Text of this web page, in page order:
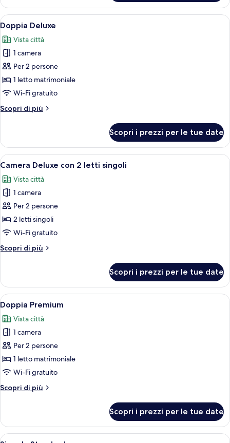
Superior
con
2
letti
singoli
Apri
tutte
le
foto
per
Doppia
Deluxe
Camera da letto con un letto,
11
Doppia Deluxe
Vista città
1 camera
Per 2 persone
1 letto matrimoniale
Wi-Fi gratuito
Scopri di più
Altri
Deluxe
Scopri i prezzi per le tue date
Apri
tutte
le
foto
per
Camera
Deluxe
2
Una camera d'albergo moderna
9
Camera Deluxe con 2 letti singoli
Vista città
1 camera
Per 2 persone
2 letti singoli
Wi-Fi gratuito
Scopri di più
Altri
Deluxe
con
2
letti
singoli
Scopri i prezzi per le tue date
Apri
tutte
le
foto
per
Doppia
Premium
Una camera d'albergo moderna con
7
Doppia Premium
Vista città
1 camera
Per 2 persone
1 letto matrimoniale
Wi-Fi gratuito
Scopri di più
Altri
Premium
Scopri i prezzi per le tue date
Apri Biancheria da letto di alta qualità,